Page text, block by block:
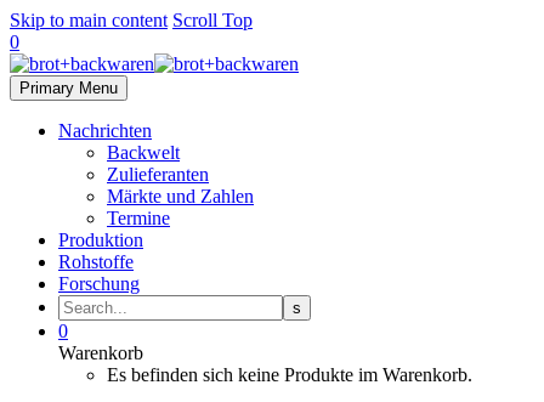
Skip to main content Scroll Top
0
Primary Menu
Nachrichten
Backwelt
Zulieferanten
Märkte und Zahlen
Termine
Produktion
Rohstoffe
Forschung
0
Warenkorb
Es befinden sich keine Produkte im Warenkorb.